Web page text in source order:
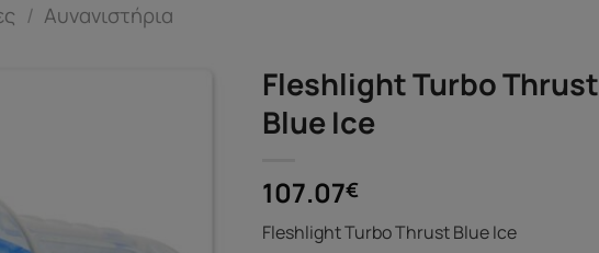
/ Αυνανιστήρια
Fleshlight Turbo Thrust
Blue Ice
107.07€
Fleshlight Turbo Thrust Blue Ice